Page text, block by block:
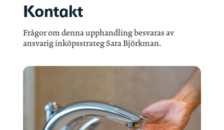
Kontakt
Frågor om denna upphandling besvaras av
ansvarig inköpsstrateg Sara Björkman.